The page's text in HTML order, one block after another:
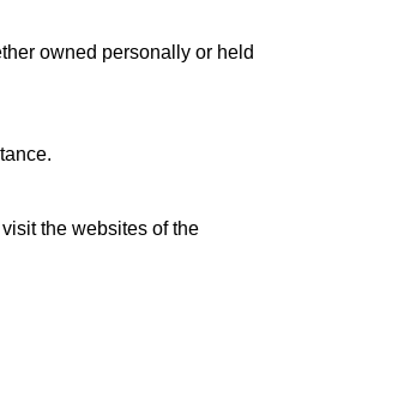
owned personally or held
the websites of the